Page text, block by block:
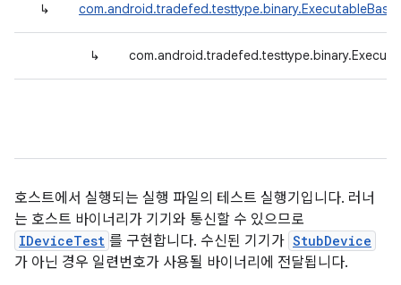
↳
↳
호스트에서 실행되는 실행 파일의 테스트 실행기입니다. 러너
는 호스트 바이너리가 기기와 통신할 수 있으므로
IDeviceTest 를 구현합니다. 수신된 기기가 StubDevice
가 아닌 경우 일련번호가 사용될 바이너리에 전달됩니다.